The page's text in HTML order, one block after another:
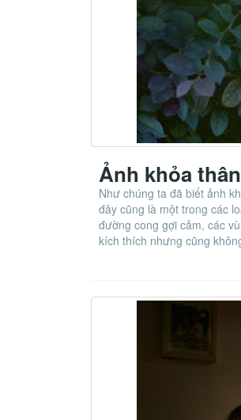
Ảnh khỏa
Như chúng ta đã biết ảnh
đây cũng là một trong các
đường cong gợi cảm, các
kích thích nhưng cũng